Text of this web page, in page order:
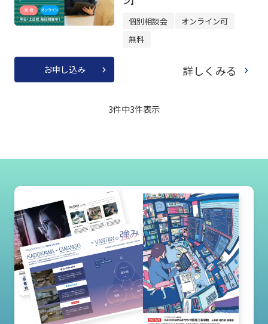
個別相談会
オンライン可
無料
お申し込み 詳しくみる
3件中3件表示